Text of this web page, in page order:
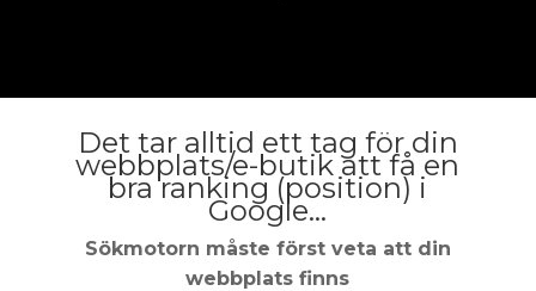
Det tar alltid ett tag för din
webbplats/e-butik att få en
bra ranking (position) i
Google…
Sökmotorn måste först veta att din
webbplats finns